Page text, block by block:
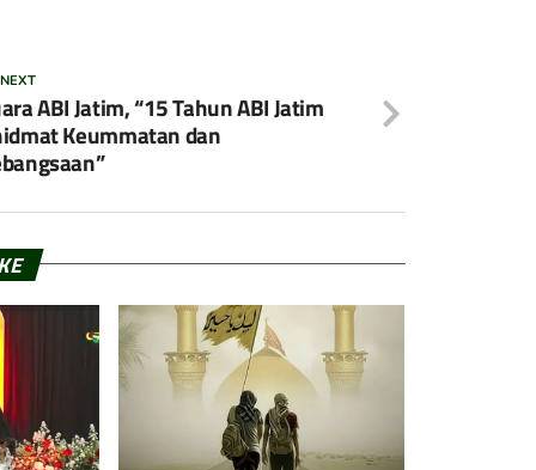
ABI Jatim, “15 Tahun ABI Jatim
Keummatan dan